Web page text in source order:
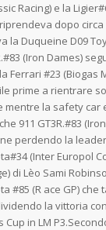
Racing) e la
dopo
la Duqueine D09
(Iron Dames)
Ferrari #23
a rientrare
la safety
911 GT3R.#83
perdendo la
(Inter Europol
di Lèo Sami
#85 (R ace GP)
la vittoria
Cup in LM